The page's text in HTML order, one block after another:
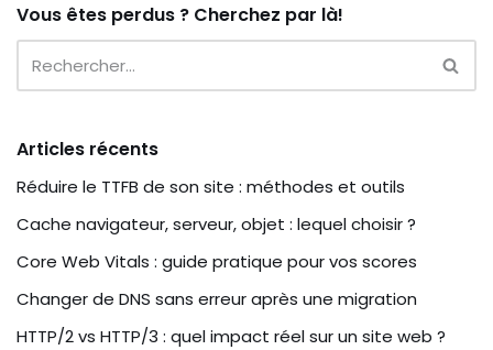
Vous êtes perdus ? Cherchez par là!
Articles récents
Réduire le TTFB de son site : méthodes et outils
Cache navigateur, serveur, objet : lequel choisir ?
Core Web Vitals : guide pratique pour vos scores
Changer de DNS sans erreur après une migration
HTTP/2 vs HTTP/3 : quel impact réel sur un site web ?